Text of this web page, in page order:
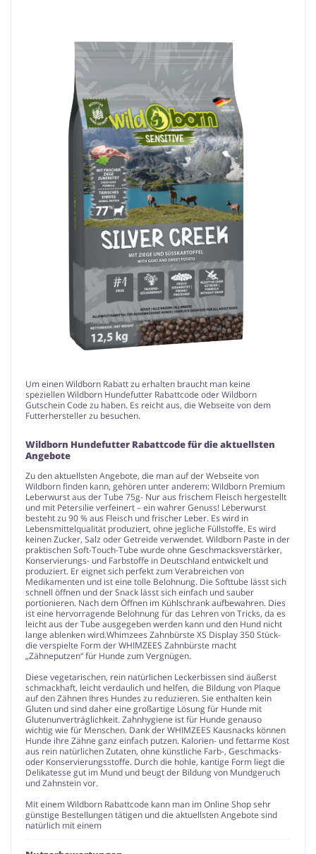
Um einen Wildborn Rabatt zu erhalten braucht man keine
speziellen Wildborn Hundefutter Rabattcode oder Wildborn
Gutschein Code zu haben. Es reicht aus, die Webseite von dem
Futterhersteller zu besuchen.
Wildborn Hundefutter Rabattcode für die aktuellsten
Angebote
Zu den aktuellsten Angebote, die man auf der Webseite von
Wildborn finden kann, gehören unter anderem: Wildborn Premium
Leberwurst aus der Tube 75g- Nur aus frischem Fleisch hergestellt
und mit Petersilie verfeinert – ein wahrer Genuss! Leberwurst
besteht zu 90 % aus Fleisch und frischer Leber. Es wird in
Lebensmittelqualität produziert, ohne jegliche Füllstoffe. Es wird
keinen Zucker, Salz oder Getreide verwendet. Wildborn Paste in der
praktischen Soft-Touch-Tube wurde ohne Geschmacksverstärker,
Konservierungs- und Farbstoffe in Deutschland entwickelt und
produziert. Er eignet sich perfekt zum Verabreichen von
Medikamenten und ist eine tolle Belohnung. Die Softtube lässt sich
schnell öffnen und der Snack lässt sich einfach und sauber
portionieren. Nach dem Öffnen im Kühlschrank aufbewahren. Dies
ist eine hervorragende Belohnung für das Lehren von Tricks, da es
leicht aus der Tube ausgegeben werden kann und den Hund nicht
lange ablenken wird.Whimzees Zahnbürste XS Display 350 Stück-
die verspielte Form der WHIMZEES Zahnbürste macht
„Zähneputzen“ für Hunde zum Vergnügen.
Diese vegetarischen, rein natürlichen Leckerbissen sind äußerst
schmackhaft, leicht verdaulich und helfen, die Bildung von Plaque
auf den Zähnen Ihres Hundes zu reduzieren. Sie enthalten kein
Gluten und sind daher eine großartige Lösung für Hunde mit
Glutenunverträglichkeit. Zahnhygiene ist für Hunde genauso
wichtig wie für Menschen. Dank der WHIMZEES Kausnacks können
Hunde ihre Zähne ganz einfach putzen. Kalorien- und fettarme Kost
aus rein natürlichen Zutaten, ohne künstliche Farb-, Geschmacks-
oder Konservierungsstoffe. Durch die hohle, kantige Form liegt die
Delikatesse gut im Mund und beugt der Bildung von Mundgeruch
und Zahnstein vor.
Mit einem Wildborn Rabattcode kann man im Online Shop sehr
günstige Bestellungen tätigen und die aktuellsten Angebote sind
natürlich mit einem